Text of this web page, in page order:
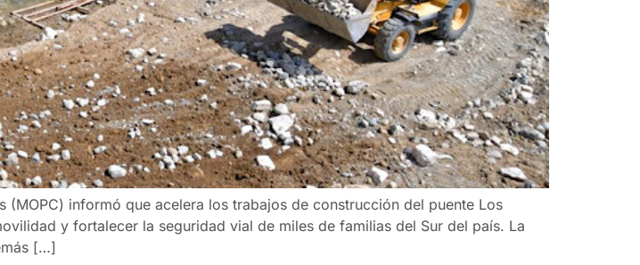
informó que acelera los trabajos de construcción del puente Los
y fortalecer la seguridad vial de miles de familias del Sur del país. La
[…]